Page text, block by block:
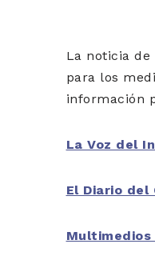
La noticia de
para los
información
La Voz del
El Diario del
Multimedios